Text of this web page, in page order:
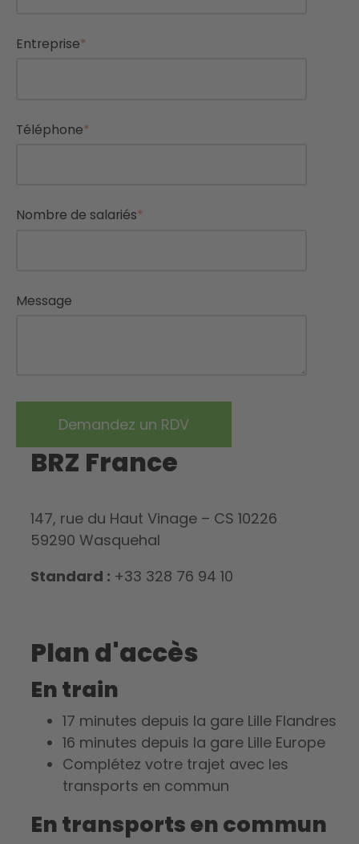
Entreprise*
Téléphone*
Nombre de salariés*
Message
BRZ France
147, rue du Haut Vinage – CS 10226
59290 Wasquehal
Standard : +33 328 76 94 10
Plan d'accès
En train
17 minutes depuis la gare Lille Flandres
16 minutes depuis la gare Lille Europe
Complétez votre trajet avec les
transports en commun
En transports en commun